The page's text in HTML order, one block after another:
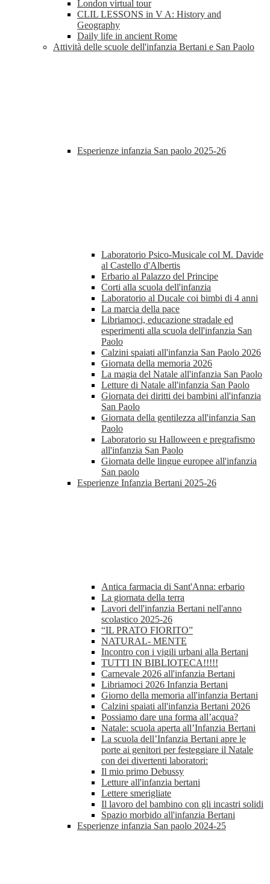
London virtual tour
CLIL LESSONS in V A: History and
Geography
Daily life in ancient Rome
Attività delle scuole dell'infanzia Bertani e San Paolo
Esperienze infanzia San paolo 2025-26
Laboratorio Psico-Musicale col M. Davide
al Castello d'Albertis
Erbario al Palazzo del Principe
Corti alla scuola dell'infanzia
Laboratorio al Ducale coi bimbi di 4 anni
La marcia della pace
Libriamoci, educazione stradale ed
esperimenti alla scuola dell'infanzia San
Paolo
Calzini spaiati all'infanzia San Paolo 2026
Giornata della memoria 2026
La magia del Natale all'infanzia San Paolo
Letture di Natale all'infanzia San Paolo
Giornata dei diritti dei bambini all'infanzia
San Paolo
Giornata della gentilezza all'infanzia San
Paolo
Laboratorio su Halloween e pregrafismo
all'infanzia San Paolo
Giornata delle lingue europee all'infanzia
San paolo
Esperienze Infanzia Bertani 2025-26
Antica farmacia di Sant'Anna: erbario
La giornata della terra
Lavori dell'infanzia Bertani nell'anno
scolastico 2025-26
“IL PRATO FIORITO”
NATURAL- MENTE
Incontro con i vigili urbani alla Bertani
TUTTI IN BIBLIOTECA!!!!!
Carnevale 2026 all'infanzia Bertani
Libriamoci 2026 Infanzia Bertani
Giorno della memoria all'infanzia Bertani
Calzini spaiati all'infanzia Bertani 2026
Possiamo dare una forma all’acqua?
Natale: scuola aperta all’Infanzia Bertani
La scuola dell’Infanzia Bertani apre le
porte ai genitori per festeggiare il Natale
con dei divertenti laboratori:
Il mio primo Debussy
Letture all'infanzia bertani
Lettere smerigliate
Il lavoro del bambino con gli incastri solidi
Spazio morbido all'infanzia Bertani
Esperienze infanzia San paolo 2024-25